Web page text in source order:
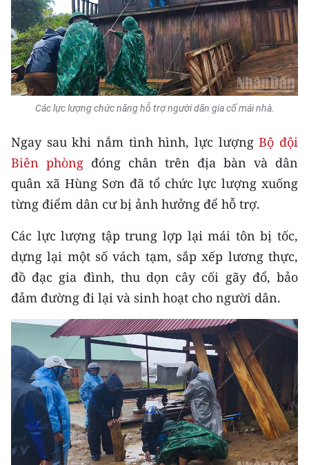
MEDIA CENTER
E-Magazine
Video
Media Chính trị
Media Kinh tế
Media Văn hóa
Media Xã hội
Media Du lịch
Media Thế giới
Media Thể thao
Media Giáo dục
Media Y tế
Media Khoa học - Công nghệ
Media Môi trường
Các lực lượng chức năng hỗ trợ người dân gia cố mái nhà.
Ngay sau khi nắm tình hình, lực lượngBộ đội
Biên phòng đóng chân trên địa bàn và dân
quân xã Hùng Sơn đã tổ chức lực lượng xuống
từng điểm dân cư bị ảnh hưởng để hỗ trợ.
Các lực lượng tập trung lợp lại mái tôn bị tốc,
dựng lại một số vách tạm, sắp xếp lương thực,
đồ đạc gia đình, thu dọn cây cối gãy đổ, bảo
đảm đường đi lại và sinh hoạt cho người dân.